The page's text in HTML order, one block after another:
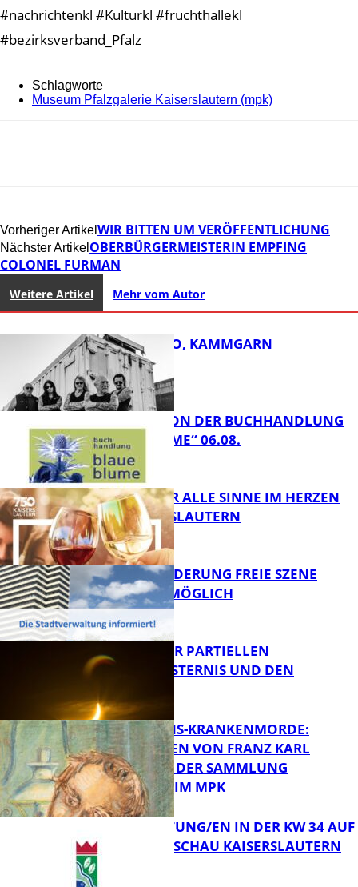
#nachrichtenkl #Kulturkl #fruchthallekl
#bezirksverband_Pfalz
Schlagworte
Museum Pfalzgalerie Kaiserslautern (mpk)
Vorheriger Artikel WIR BITTEN UM VERÖFFENTLICHUNG
Nächster Artikel OBERBÜRGERMEISTERIN EMPFING
COLONEL FURMAN
Weitere Artikel Mehr vom Autor
ROSE TATTOO, KAMMGARN
FB Kultur
LESETIPPS VON DER BUCHHANDLUNG
„BLAUE BLUME“ 06.08.
FB Kultur
GENÜSSE FÜR ALLE SINNE IM HERZEN
VON KAISERSLAUTERN
PROJEKTFÖRDERUNG FREIE SZENE
WEITERHIN MÖGLICH
Bildung
VORTRAG ZUR PARTIELLEN
SONNENFINSTERNIS UND DEN
PERSEIDEN
OPFER DER NS-KRANKENMORDE:
ZEICHNUNGEN VON FRANZ KARL
BÜHLER AUS DER SAMMLUNG
PRINZHORN IM MPK
VERANSTALTUNG/EN IN DER KW 34 AUF
DER GARTENSCHAU KAISERSLAUTERN